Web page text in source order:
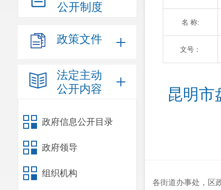
公开制度
政策文件
法定主动
公开内容
政府信息公开目录
政府领导
组织机构
名 称:
文号：
昆明市
各街道办事处，区